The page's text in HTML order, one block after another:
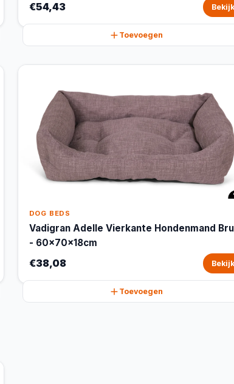
€54,43
Toevoegen
DOG BEDS
Vadigran Adelle Vierkante Hondenmand
- 60x70x18cm
€38,08
Toevoegen